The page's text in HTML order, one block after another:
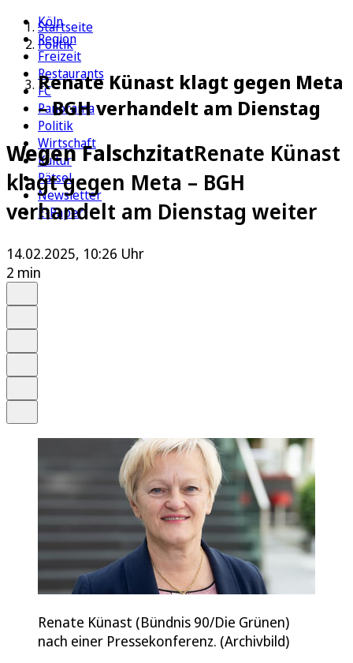
Köln
Region
Freizeit
Restaurants
FC
Panorama
Politik
Wirtschaft
Kultur
Rätsel
Newsletter
E-Paper
Startseite
Politik
Renate Künast klagt gegen Meta
– BGH verhandelt am Dienstag
Wegen FalschzitatRenate Künast
klagt gegen Meta – BGH
verhandelt am Dienstag weiter
14.02.2025, 10:26 Uhr
2 min
Renate Künast (Bündnis 90/Die Grünen)
nach einer Pressekonferenz. (Archivbild)